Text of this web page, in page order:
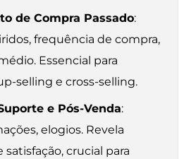
de Compra Passado:
frequência de compra,
Essencial para
selling e cross-selling.
e Pós-Venda:
elogios. Revela
crucial para